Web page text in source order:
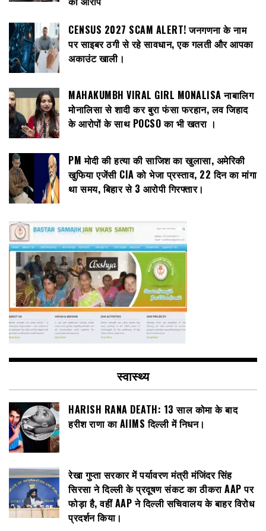
CENSUS 2027 SCAM ALERT! जनगणना के नाम
पर साइबर ठगी से रहे सावधान, एक गलती और आपका
अकाउंट खाली।
MAHAKUMBH VIRAL GIRL MONALISA नाबालिग
मोनालिसा से शादी कर बुरा फंसा फरहान, लव जिहाद
के आरोपों के साथ POCSO का भी खतरा ।
PM मोदी की हत्या की साजिश का खुलासा, अमेरिकी
खुफिया एजेंसी CIA को भेजा प्रस्ताव, 22 दिन का मांगा
था समय, बिहार से 3 आरोपी गिरफ्तार।
स्वास्थ्य
HARISH RANA DEATH: 13 साल कोमा के बाद
हरीश राणा का AIIMS दिल्ली में निधन।
रेखा गुप्ता सरकार में पर्यावरण मंत्री मंजिंदर सिंह
सिरसा ने दिल्ली के प्रदूषण संकट का ठीकरा AAP पर
फोड़ा है, वहीं AAP ने दिल्ली सचिवालय के बाहर विरोध
प्रदर्शन किया।